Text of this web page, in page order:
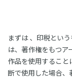
まずは 、印税とい
は、著作権をもつア
作品を使用すること
断で使用した場合、